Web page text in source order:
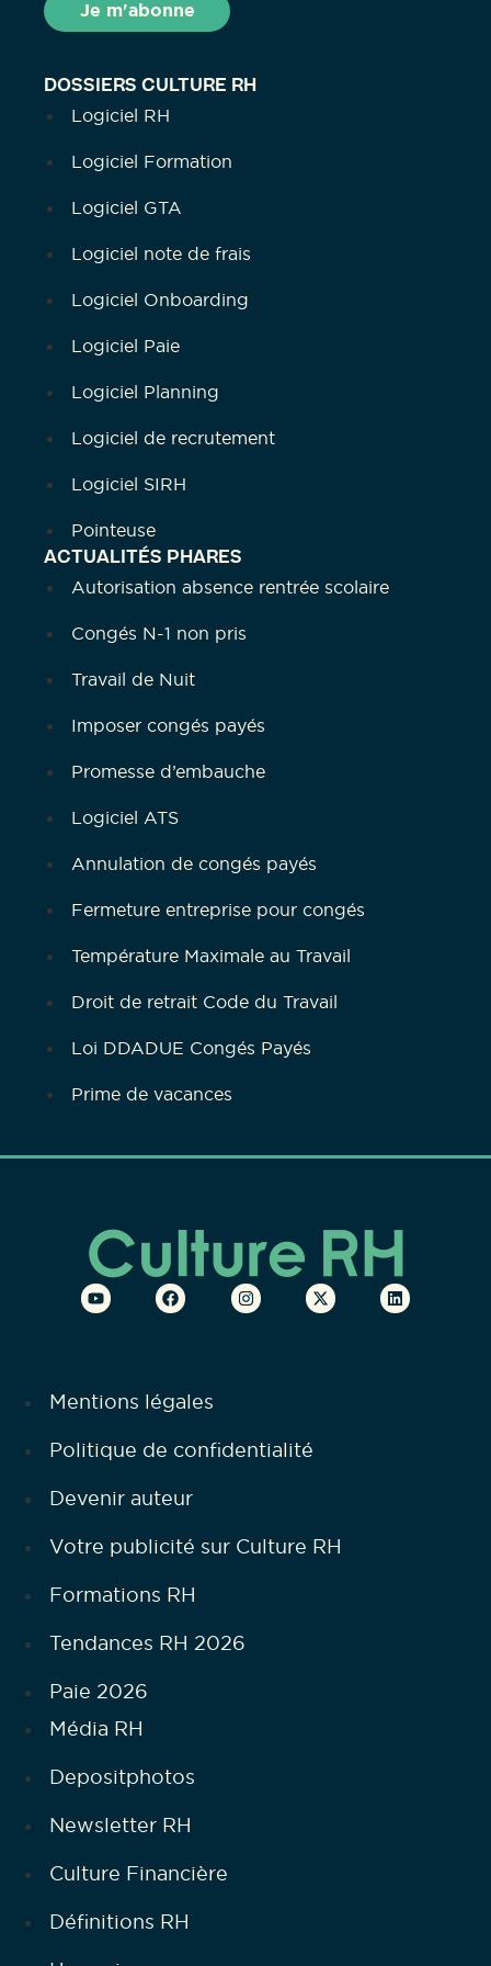
DOSSIERS CULTURE RH
Logiciel RH
Logiciel Formation
Logiciel GTA
Logiciel note de frais
Logiciel Onboarding
Logiciel Paie
Logiciel Planning
Logiciel de recrutement
Logiciel SIRH
Pointeuse
ACTUALITÉS PHARES
Autorisation absence rentrée scolaire
Congés N-1 non pris
Travail de Nuit
Imposer congés payés
Promesse d’embauche
Logiciel ATS
Annulation de congés payés
Fermeture entreprise pour congés
Température Maximale au Travail
Droit de retrait Code du Travail
Loi DDADUE Congés Payés
Prime de vacances
Mentions légales
Politique de confidentialité
Devenir auteur
Votre publicité sur Culture RH
Formations RH
Tendances RH 2026
Paie 2026
Média RH
Depositphotos
Newsletter RH
Culture Financière
Définitions RH